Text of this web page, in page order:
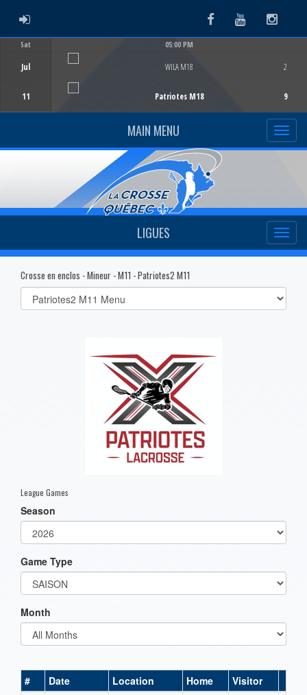
ADMIN LOGIN FacebookYoutube
Sat
Jul
11
05:00 PM
WILA M18
Patriotes M18
2
9
MAIN MENU
LIGUES
Crosse en enclos - Mineur - M11 - Patriotes2 M11
Select
list(select
League Games
Season
Game Type
Month
# Date Location Home Visitor